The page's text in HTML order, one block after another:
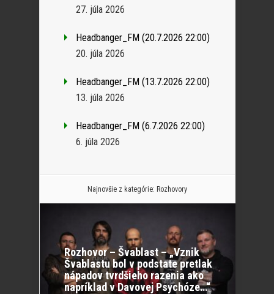
27. júla 2026
Headbanger_FM (20.7.2026 22:00)
20. júla 2026
Headbanger_FM (13.7.2026 22:00)
13. júla 2026
Headbanger_FM (6.7.2026 22:00)
6. júla 2026
Najnovšie z kategórie: Rozhovory
Rozhovor – Švablast – „Vznik
Švablastu bol v podstate pretlak
nápadov tvrdšieho razenia ako
napríklad v Davovej Psychóze…“